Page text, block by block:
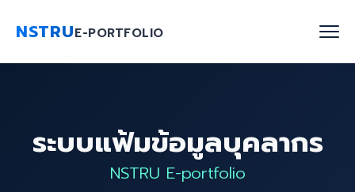
NSTRUE-PORTFOLIO
ค้นหาบุคลากร
งานวิจัย
ระบบแฟ้มข้อมูลบุคลากร
NSTRU E-portfolio